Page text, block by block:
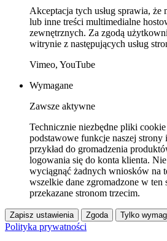
Akceptacja tych usług sprawia,
lub inne treści multimedialne
zewnętrznych. Za zgodą
witrynie z następujących usług
Vimeo, YouTube
Wymagane
Zawsze aktywne
Technicznie niezbędne pliki
podstawowe funkcje naszej strony
przykład do gromadzenia
logowania się do konta klienta.
wyciągnąć żadnych wniosków na
wszelkie dane zgromadzone w ten
przekazane stronom trzecim.
Zapisz ustawienia Zgoda Tylko
Polityka prywatności